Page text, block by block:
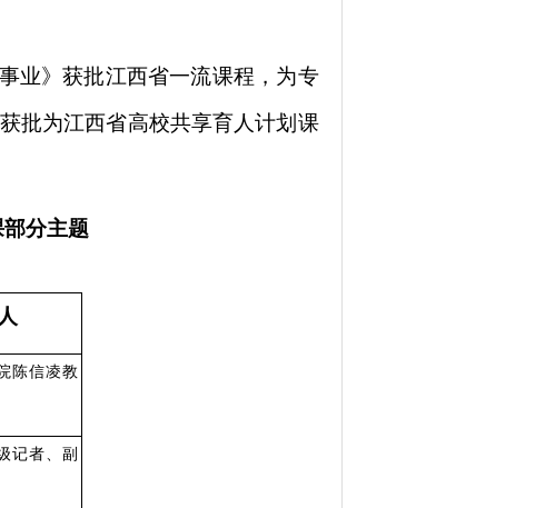
业》获批江西省一流课程，为专
批为江西省高校共享育人计划课
分主题
陈信凌教
记者、副